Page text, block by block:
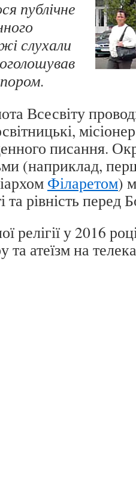
публічне
слухали
Всесвіту
писання.
(наприклад,
Філаретом)
та рівність перед
релігії у 2016
та атеїзм на